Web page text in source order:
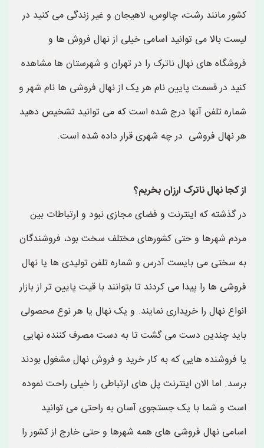
کشور مانند رشت، چالوس، لاهیجان و غیر زندگی می کنید در
لیست بالا می توانید اسامی خیلی از نهال فروش ها و
فروشگاه های نهال ناترک را در تهران و شهرستان ها مشاهده
کنید در قسمت پایین نام هر یک از نهال فروشی ها نام شهر و
شماره تلفن آنها درج شده است که می توانید تشخیص دهید
هر نهال فروشی در چه شهری قرار داده شده است.
از کجا نهال ناترک ارزان بخریم؟
در گذشته که اینترنت و فضای مجازی نبود و ارتباطات بین
مردم شهرها و حتی کشورهای مختلف سخت بود، فروشندگان
به سختی می بایست آدرس و شماره تلفن تولیدی ها یا نهال
فروشی ها را پیدا می کردند تا بتوانند با قیت پایین تر از بازار
انواع نهال را خریداری نمایند. و یک نهال یا هر نوع محصولی
باید چندین دست می گشت تا به دست مصرف کننده نهایی
یا فروشنده هایی که به کار خرید و فروش نهال مشغول بودند
برسد. اما الان اینترنت پل های ارتباطی را خیلی راحت نموده
است و شما با یک جستجوی آسان به راحتی می توانید
اسامی نهال فروشی های همه شهرها و حتی خارج از کشور را